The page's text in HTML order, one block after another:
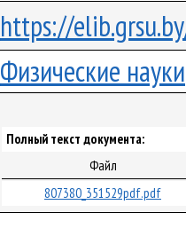
https://
Физические науки
Полный текст документа:
Файл
807380_351529pdf.pdf